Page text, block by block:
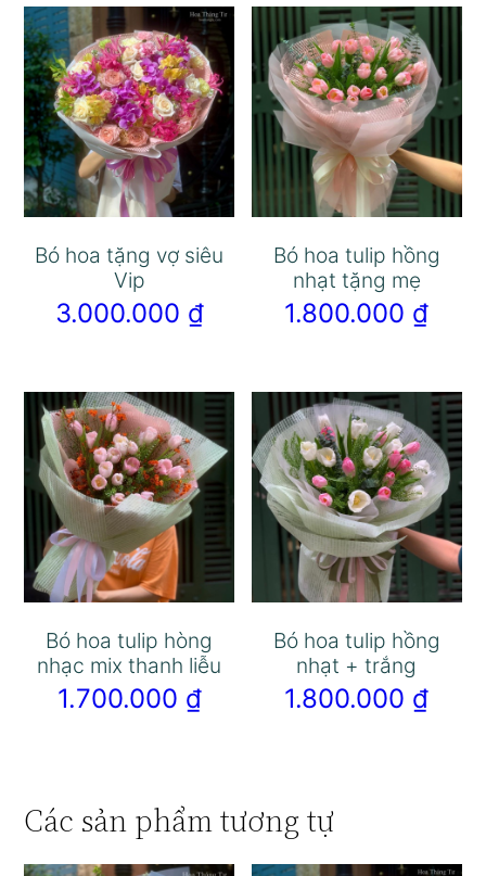
Bó hoa tặng vợ siêu
Vip
3.000.000 ₫
Bó hoa tulip hồng
nhạt tặng mẹ
1.800.000 ₫
Bó hoa tulip hòng
nhạc mix thanh liễu
1.700.000 ₫
Bó hoa tulip hồng
nhạt + trắng
1.800.000 ₫
Các sản phẩm tương tự